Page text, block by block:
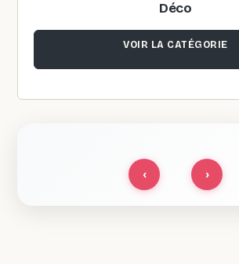
Déco
VOIR LA CATÉGORIE
‹ ›